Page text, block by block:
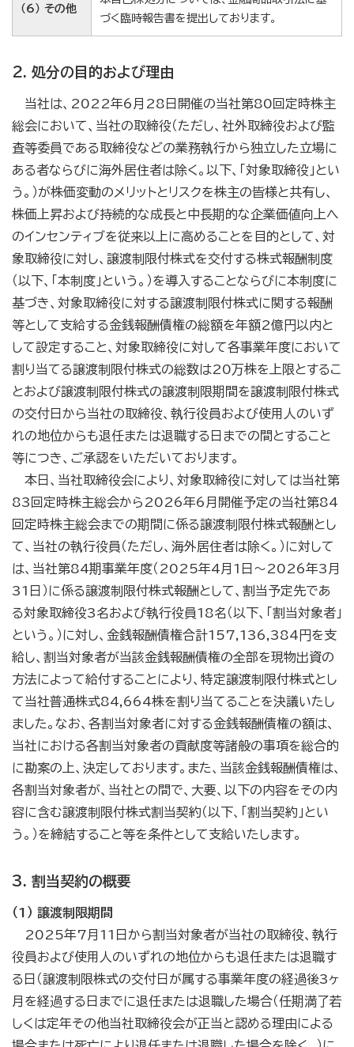
（6） その他
づく臨時報告書を提出しております。
2. 処分の目的および理由
当社は、2022年6月28日開催の当社第80回定時株主
総会において、当社の取締役（ただし、社外取締役および監
査等委員である取締役などの業務執行から独立した立場に
ある者ならびに海外居住者は除く。以下、「対象取締役」とい
う。）が株価変動のメリットとリスクを株主の皆様と共有し、
株価上昇および持続的な成長と中長期的な企業価値向上へ
のインセンティブを従来以上に高めることを目的として、対
象取締役に対し、譲渡制限付株式を交付する株式報酬制度
（以下、「本制度」という。）を導入することならびに本制度に
基づき、対象取締役に対する譲渡制限付株式に関する報酬
等として支給する金銭報酬債権の総額を年額2億円以内と
して設定すること、対象取締役に対して各事業年度において
割り当てる譲渡制限付株式の総数は20万株を上限とするこ
とおよび譲渡制限付株式の譲渡制限期間を譲渡制限付株式
の交付日から当社の取締役、執行役員および使用人のいず
れの地位からも退任または退職する日までの間とすること
等につき、ご承認をいただいております。
本日、当社取締役会により、対象取締役に対しては当社第
83回定時株主総会から2026年6月開催予定の当社第84
回定時株主総会までの期間に係る譲渡制限付株式報酬とし
て、当社の執行役員（ただし、海外居住者は除く。）に対して
は、当社第84期事業年度（2025年4月1日～2026年3月
31日）に係る譲渡制限付株式報酬として、割当予定先であ
る対象取締役3名および執行役員18名（以下、「割当対象者」
という。）に対し、金銭報酬債権合計157,136,384円を支
給し、割当対象者が当該金銭報酬債権の全部を現物出資の
方法によって給付することにより、特定譲渡制限付株式とし
て当社普通株式84,664株を割り当てることを決議いたし
ました。なお、各割当対象者に対する金銭報酬債権の額は、
当社における各割当対象者の貢献度等諸般の事項を総合的
に勘案の上、決定しております。また、当該金銭報酬債権は、
各割当対象者が、当社との間で、大要、以下の内容をその内
容に含む譲渡制限付株式割当契約（以下、「割当契約」とい
う。）を締結すること等を条件として支給いたします。
3. 割当契約の概要
（1） 譲渡制限期間
2025年7月11日から割当対象者が当社の取締役、執行
役員および使用人のいずれの地位からも退任または退職す
る日（譲渡制限株式の交付日が属する事業年度の経過後3ヶ
月を経過する日までに退任または退職した場合（任期満了若
しくは定年その他当社取締役会が正当と認める理由による